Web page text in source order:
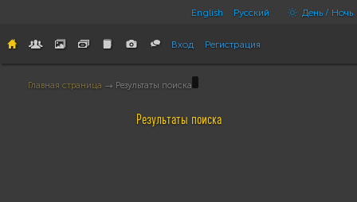
English Русский День / Ночь
Вход Регистрация
Главная страница → Результаты поиска
Результаты поиска